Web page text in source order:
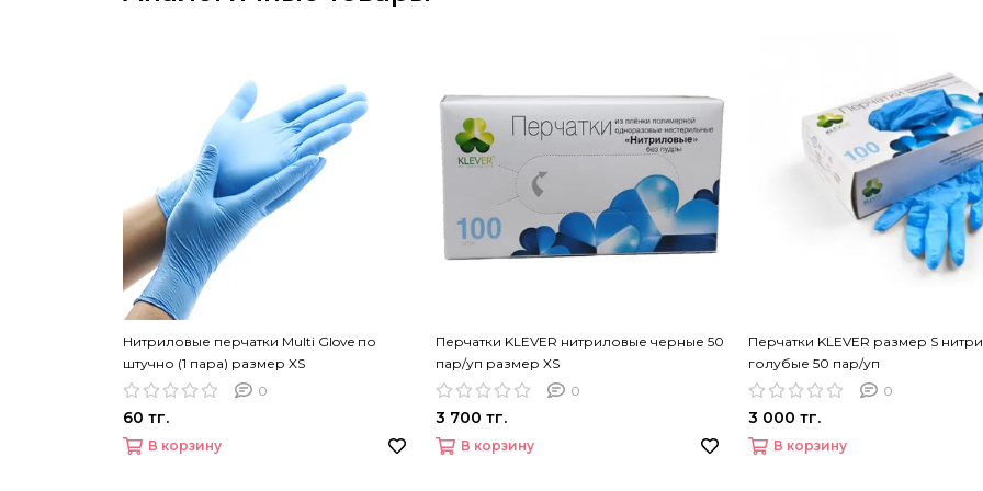
Нитриловые перчатки Multi Glove по
штучно (1 пара) размер XS
0
60 тг.
В корзину
Перчатки KLEVER нитриловые черные 50
пар/уп размер XS
0
3 700 тг.
В корзину
Перчатки KLEVER размер S
голубые 50 пар/уп
0
3 000 тг.
В корзину